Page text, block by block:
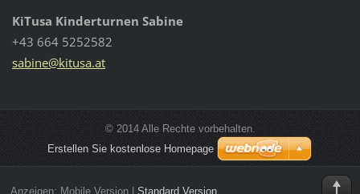
KiTusa Kinderturnen Sabine
+43 664 5252582
sabine@kitusa.at
© 2014 Alle Rechte vorbehalten.
Erstellen Sie kostenlose Homepage
Anzeigen: Mobile Version| Standard Version